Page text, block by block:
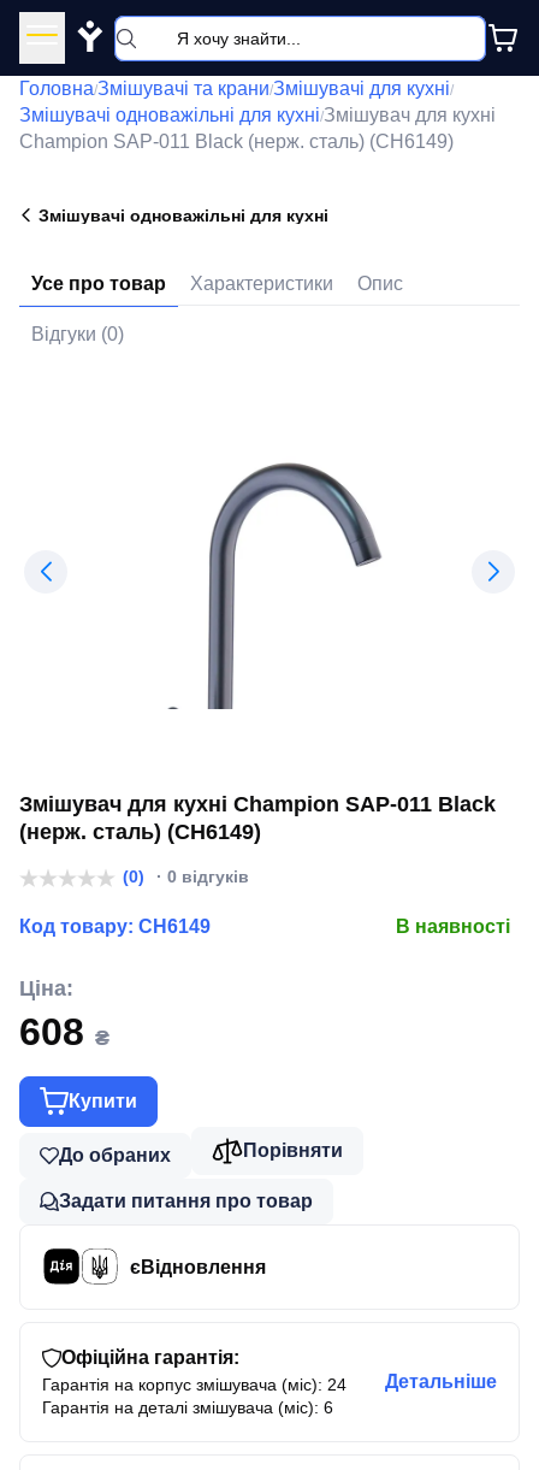
Y
Головна/Змішувачі та крани/Змішувачі для кухні/
Змішувачі одноважільні для кухні/Змішувач для кухні
Champion SAP-011 Black (нерж. сталь) (CH6149)
Змішувачі одноважільні для кухні
Усе про товар Характеристики Опис
Відгуки (0)
Змішувач для кухні Champion SAP-011 Black
(нерж. сталь) (CH6149)
(0) · 0 відгуків
Код товару: CH6149 В наявності
Ціна:
608 ₴
Купити
До обраних Порівняти
Задати питання про товар
єВідновлення
Офіційна гарантія:
Гарантія на корпус змішувача (міс): 24
Гарантія на деталі змішувача (міс): 6
Детальніше